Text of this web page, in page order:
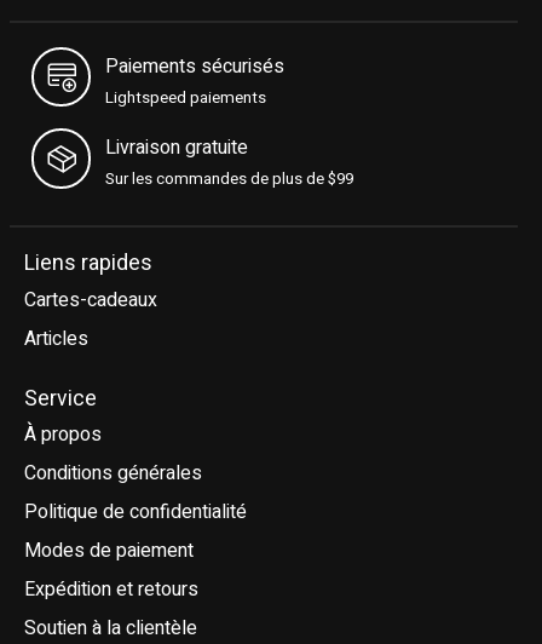
Paiements sécurisés
Lightspeed paiements
Livraison gratuite
Sur les commandes de plus de $99
Liens rapides
Cartes-cadeaux
Articles
Service
À propos
Conditions générales
Politique de confidentialité
Modes de paiement
Expédition et retours
Soutien à la clientèle